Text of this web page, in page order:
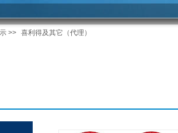
>> 喜利得及其它（代理）